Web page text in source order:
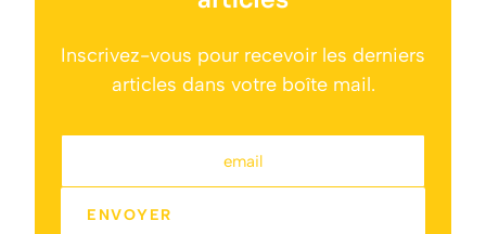
Inscrivez-vous pour recevoir les derniers
articles dans votre boîte mail.
email
ENVOYER